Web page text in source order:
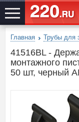
ЭЛЕКТРОСАЙТ№1
Главная Трубы для
41516BL -
монтажного
50 шт, черный